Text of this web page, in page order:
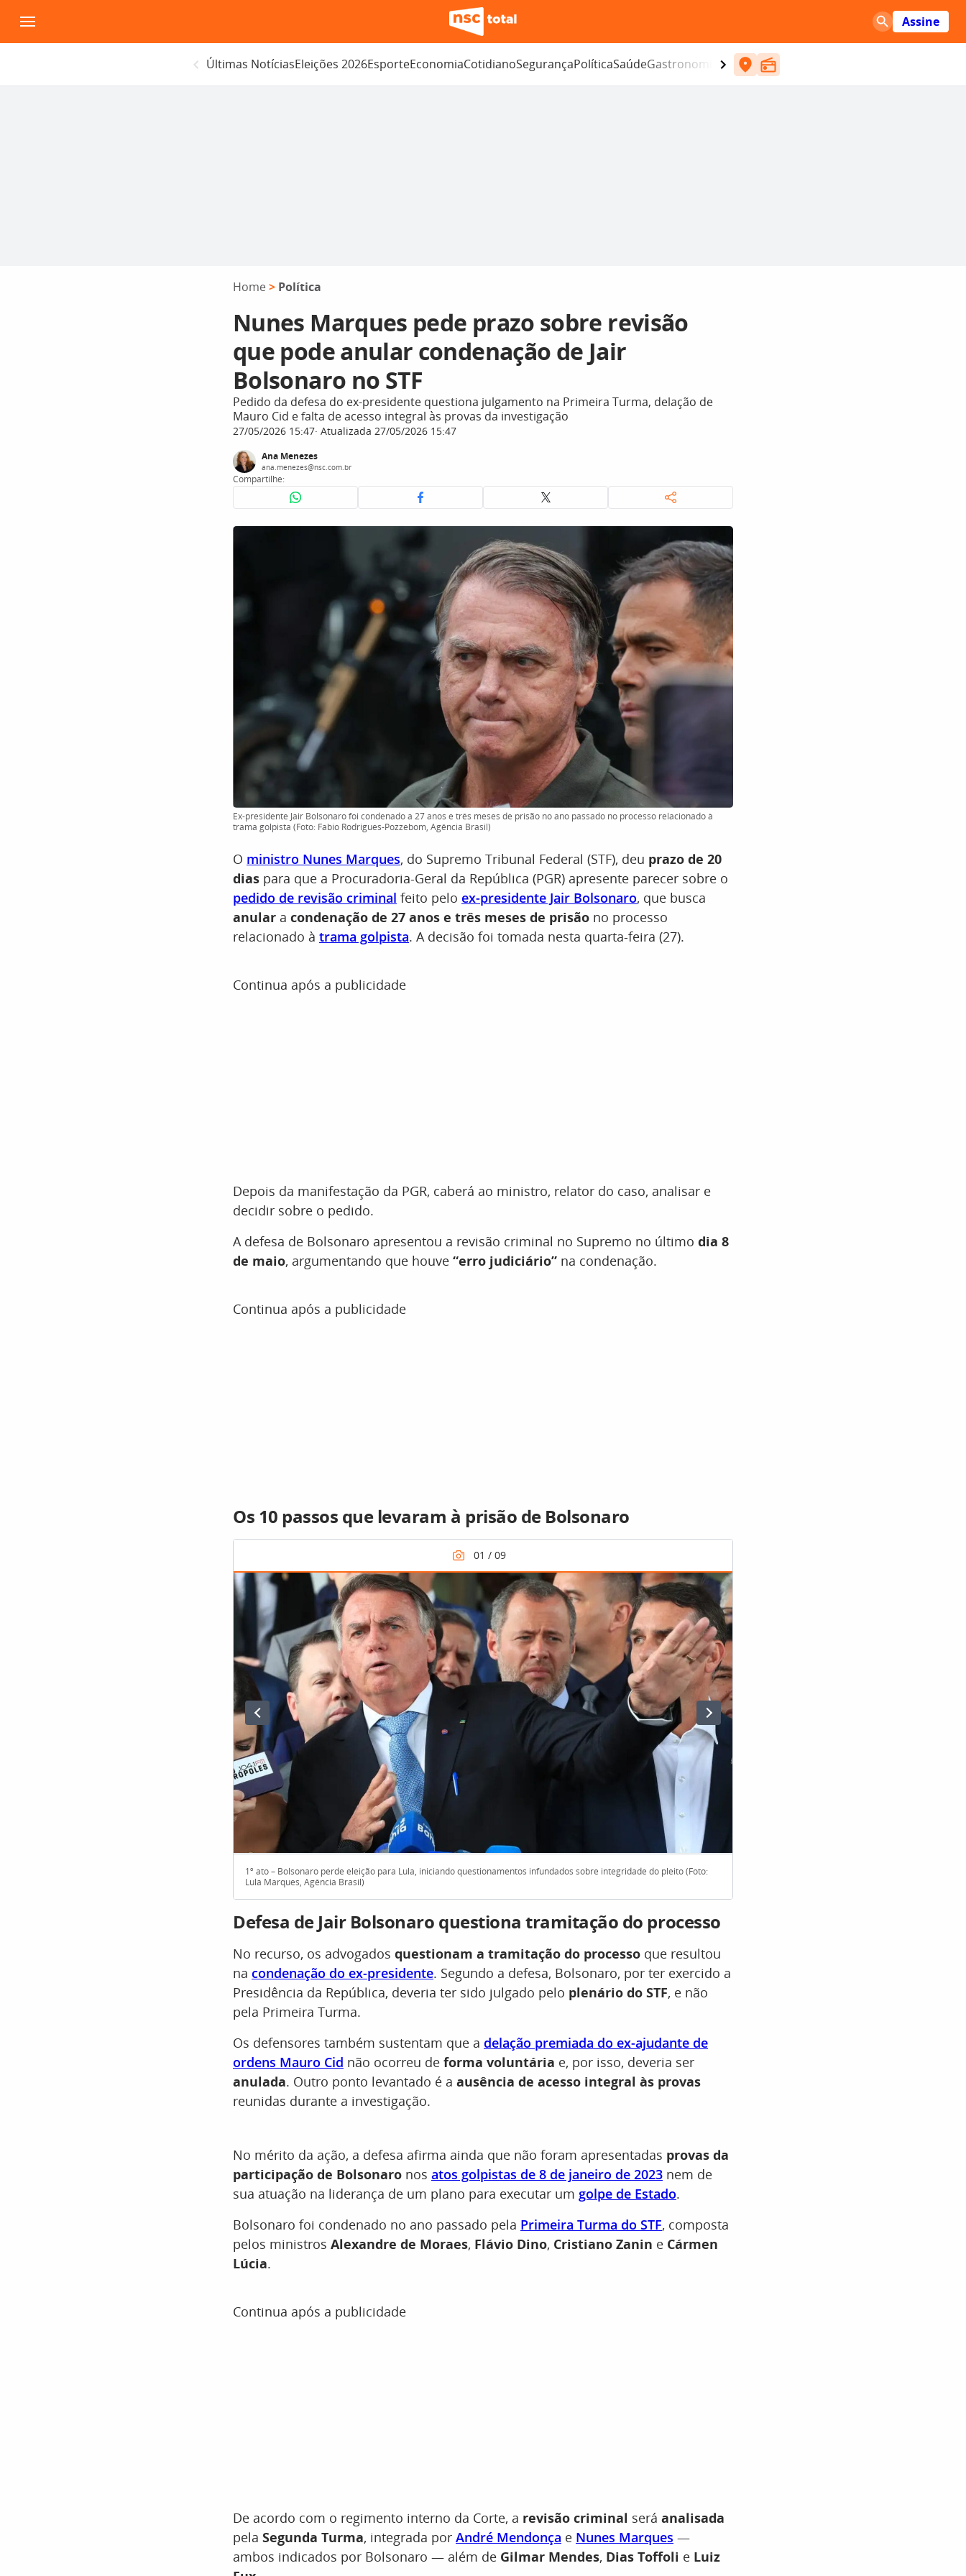
para
o
Assine
Últimas NotíciasEleições 2026EsporteEconomiaCotidianoSegurançaPolíticaSaúdeGastronomia Entretenimento
Home > Política
Nunes Marques pede prazo sobre revisão
que pode anular condenação de Jair
Bolsonaro no STF
Pedido da defesa do ex-presidente questiona julgamento na Primeira Turma, delação de
Mauro Cid e falta de acesso integral às provas da investigação
27/05/2026 15:47 Atualizada 27/05/2026 15:47
Ana Menezes
ana.menezes@nsc.com.br
Compartilhe:
Ex-presidente Jair Bolsonaro foi condenado a 27 anos e três meses de prisão no ano passado no processo relacionado à
trama golpista (Foto: Fabio Rodrigues-Pozzebom, Agência Brasil)
O ministro Nunes Marques, do Supremo Tribunal Federal (STF), deu prazo de 20
dias para que a Procuradoria-Geral da República (PGR) apresente parecer sobre o
pedido de revisão criminal feito pelo ex-presidente Jair Bolsonaro, que busca
anular a condenação de 27 anos e três meses de prisão no processo
relacionado à trama golpista. A decisão foi tomada nesta quarta-feira (27).
Continua após a publicidade
Depois da manifestação da PGR, caberá ao ministro, relator do caso, analisar e
decidir sobre o pedido.
A defesa de Bolsonaro apresentou a revisão criminal no Supremo no último dia 8
de maio, argumentando que houve “erro judiciário” na condenação.
Continua após a publicidade
Os 10 passos que levaram à prisão de Bolsonaro
1º ato – Bolsonaro perde eleição para Lula, iniciando questionamentos infundados sobre integridade do pleito (Foto:
Lula Marques, Agência Brasil)
Defesa de Jair Bolsonaro questiona tramitação do processo
No recurso, os advogados questionam a tramitação do processo que resultou
na condenação do ex-presidente. Segundo a defesa, Bolsonaro, por ter exercido a
Presidência da República, deveria ter sido julgado pelo plenário do STF, e não
pela Primeira Turma.
Os defensores também sustentam que a delação premiada do ex-ajudante de
ordens Mauro Cid não ocorreu de forma voluntária e, por isso, deveria ser
anulada. Outro ponto levantado é a ausência de acesso integral às provas
reunidas durante a investigação.
No mérito da ação, a defesa afirma ainda que não foram apresentadas provas da
participação de Bolsonaro nos atos golpistas de 8 de janeiro de 2023 nem de
sua atuação na liderança de um plano para executar um golpe de Estado.
Bolsonaro foi condenado no ano passado pela Primeira Turma do STF, composta
pelos ministros Alexandre de Moraes, Flávio Dino, Cristiano Zanin e Cármen
Lúcia.
Continua após a publicidade
De acordo com o regimento interno da Corte, a revisão criminal será analisada
pela Segunda Turma, integrada por André Mendonça e Nunes Marques —
ambos indicados por Bolsonaro — além de Gilmar Mendes, Dias Toffoli e Luiz